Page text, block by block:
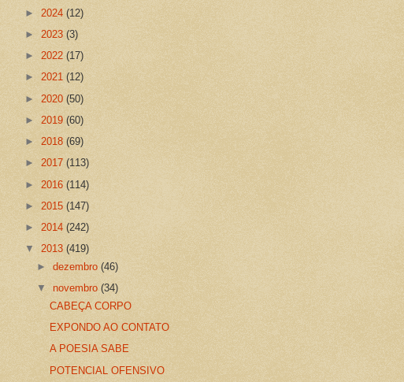
► 2024 (12)
► 2023 (3)
► 2022 (17)
► 2021 (12)
► 2020 (50)
► 2019 (60)
► 2018 (69)
► 2017 (113)
► 2016 (114)
► 2015 (147)
► 2014 (242)
▼ 2013 (419)
►dezembro(46)
▼novembro(34)
CABEÇA CORPO
EXPONDO AO CONTATO
A POESIA SABE
POTENCIAL OFENSIVO